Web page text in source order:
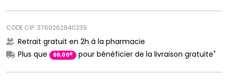
CODE CIP: 3760262840239
Retrait gratuit en 2h à la pharmacie
Plus que
69,00€ pour bénéficier de la livraison gratuite*